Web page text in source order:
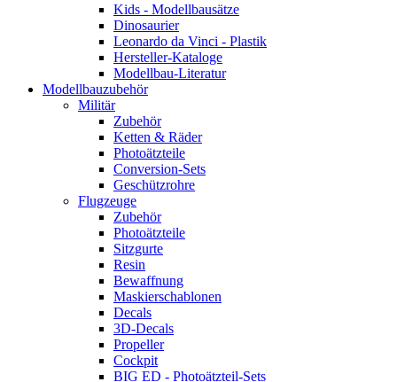
Kids - Modellbausätze
Dinosaurier
Leonardo da Vinci - Plastik
Hersteller-Kataloge
Modellbau-Literatur
Modellbauzubehör
Militär
Zubehör
Ketten & Räder
Photoätzteile
Conversion-Sets
Geschützrohre
Flugzeuge
Zubehör
Photoätzteile
Sitzgurte
Resin
Bewaffnung
Maskierschablonen
Decals
3D-Decals
Propeller
Cockpit
BIG ED - Photoätzteil-Sets